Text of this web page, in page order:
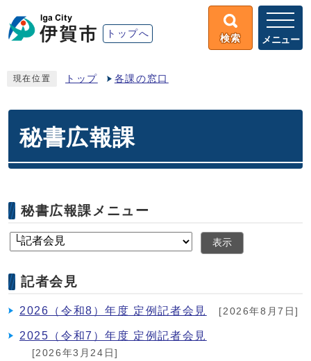
トップへ 検索 メニュー
現在位置 トップ 各課の窓口
秘書広報課
秘書広報課メニュー
表示
記者会見
2026（令和8）年度 定例記者会見 [2026年8月7日]
2025（令和7）年度 定例記者会見
[2026年3月24日]